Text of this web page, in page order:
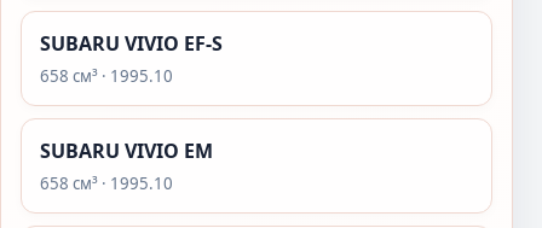
SUBARU VIVIO EF-S
658 см³ · 1995.10
SUBARU VIVIO EM
658 см³ · 1995.10